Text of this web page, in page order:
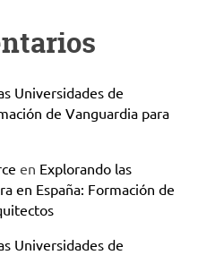
Universidades de
de Vanguardia para
en Explorando las
en España: Formación de
Universidades de